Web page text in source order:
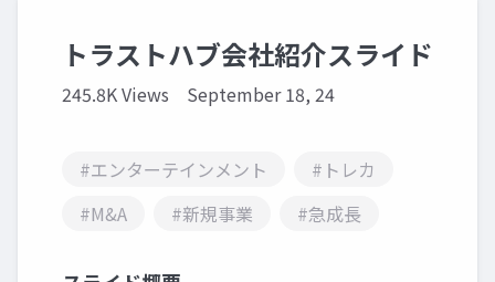
トラストハブ会社紹介スライド
245.8K Views September 18, 24
#エンターテインメント
#トレカ
#M&A
#新規事業 #急成長